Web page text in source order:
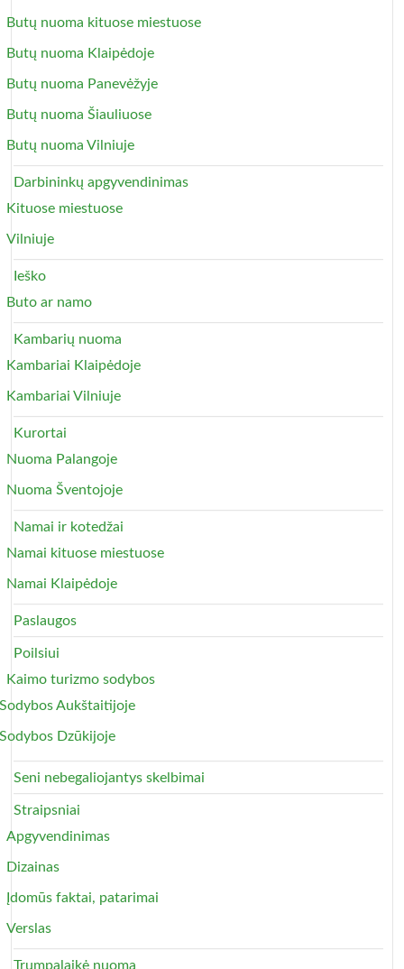
Butų nuoma kituose miestuose
Butų nuoma Klaipėdoje
Butų nuoma Panevėžyje
Butų nuoma Šiauliuose
Butų nuoma Vilniuje
Darbininkų apgyvendinimas
Kituose miestuose
Vilniuje
Ieško
Buto ar namo
Kambarių nuoma
Kambariai Klaipėdoje
Kambariai Vilniuje
Kurortai
Nuoma Palangoje
Nuoma Šventojoje
Namai ir kotedžai
Namai kituose miestuose
Namai Klaipėdoje
Paslaugos
Poilsiui
Kaimo turizmo sodybos
Sodybos Aukštaitijoje
Sodybos Dzūkijoje
Seni nebegaliojantys skelbimai
Straipsniai
Apgyvendinimas
Dizainas
Įdomūs faktai, patarimai
Verslas
Trumpalaikė nuoma